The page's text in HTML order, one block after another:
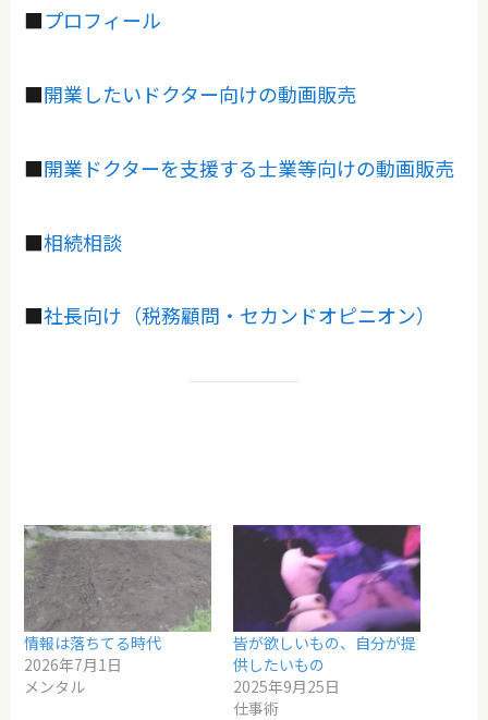
■プロフィール
■開業したいドクター向けの動画販売
■開業ドクターを支援する士業等向けの動画販売
■相続相談
■社長向け（税務顧問・セカンドオピニオン）
情報は落ちてる時代
2026年7月1日
メンタル
皆が欲しいもの、自分が提
供したいもの
2025年9月25日
仕事術